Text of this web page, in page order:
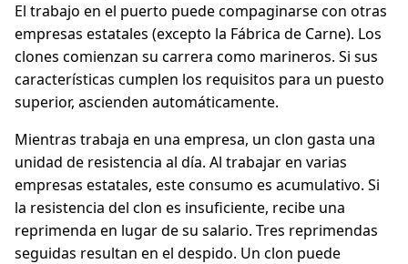
El trabajo en el puerto puede compaginarse con otras
empresas estatales (excepto la Fábrica de Carne). Los
clones comienzan su carrera como marineros. Si sus
características cumplen los requisitos para un puesto
superior, ascienden automáticamente.
Mientras trabaja en una empresa, un clon gasta una
unidad de resistencia al día. Al trabajar en varias
empresas estatales, este consumo es acumulativo. Si
la resistencia del clon es insuficiente, recibe una
reprimenda en lugar de su salario. Tres reprimendas
seguidas resultan en el despido. Un clon puede